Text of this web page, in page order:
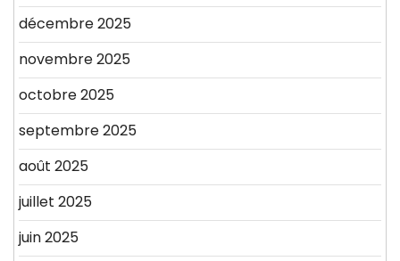
décembre 2025
novembre 2025
octobre 2025
septembre 2025
août 2025
juillet 2025
juin 2025